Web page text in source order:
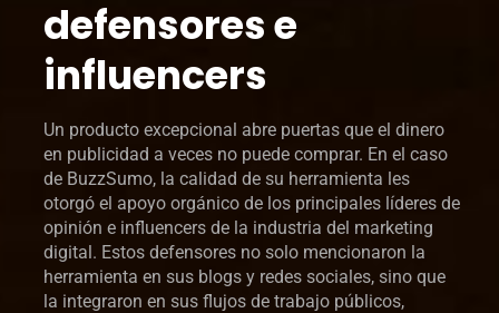
defensores e
influencers
Un producto excepcional abre puertas que el dinero
en publicidad a veces no puede comprar. En el caso
de BuzzSumo, la calidad de su herramienta les
otorgó el apoyo orgánico de los principales líderes de
opinión e influencers de la industria del marketing
digital. Estos defensores no solo mencionaron la
herramienta en sus blogs y redes sociales, sino que
la integraron en sus flujos de trabajo públicos,